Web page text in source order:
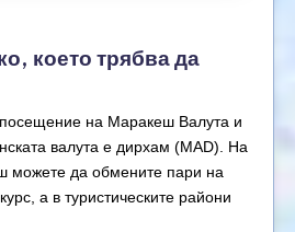
което трябва да
на Маракеш Валута и
валута е дирхам (MAD). На
можете да обмените пари на
а в туристическите райони